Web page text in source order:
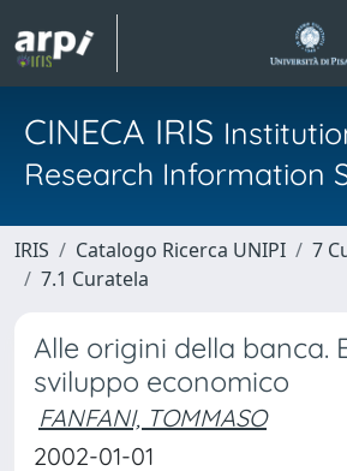
CINECA IRIS
Research Information
IRIS Catalogo Ricerca UNIPI
7
7.1 Curatela
Alle origini della banca.
sviluppo economico
FANFANI, TOMMASO
2002-01-01